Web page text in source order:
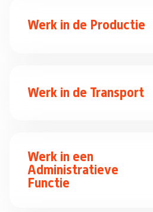
Werk in de Productie
Werk in de Transport
Werk in een
Administratieve
Functie